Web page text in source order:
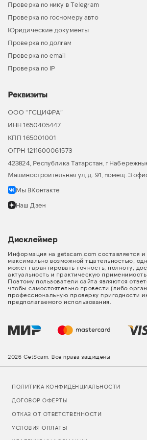
Проверка по нику в Telegram
Проверка по госномеру авто
Юридические документы
Проверка по долгам
Проверка по email
Проверка по IP
Реквизиты
ООО “ГСЦИФРА”
ИНН 1650405447
КПП 165001001
ОГРН 1211600061573
423824, Республика Татарстан, г
Машиностроительная ул, д. 91, помещ. 3
Мы ВКонтакте
Наш Дзен
Дисклеймер
Информация на getscam.com составляется и
максимально возможной тщательностью,
может гарантировать точность, полноту,
актуальность и практическую
Поэтому пользователи сайта являются
чтобы самостоятельно провести (либо
профессиональную проверку пригодности
предполагаемого использования.
2026 GetScam. Все права защищены
ПОЛИТИКА КОНФИДЕНЦИАЛЬНОСТИ
ДОГОВОР ОФЕРТЫ
ОТКАЗ ОТ ОТВЕТСТВЕННОСТИ
УСЛОВИЯ ОПЛАТЫ